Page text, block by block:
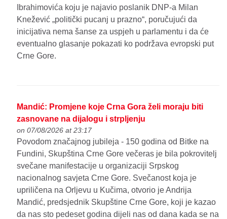
Ibrahimovića koju je najavio poslanik DNP-a Milan
Knežević „politički pucanj u prazno“, poručujući da
inicijativa nema šanse za uspjeh u parlamentu i da će
eventualno glasanje pokazati ko podržava evropski put
Crne Gore.
Mandić: Promjene koje Crna Gora želi moraju biti
zasnovane na dijalogu i strpljenju
on 07/08/2026 at 23:17
Povodom značajnog jubileja - 150 godina od Bitke na
Fundini, Skupština Crne Gore večeras je bila pokrovitelj
svečane manifestacije u organizaciji Srpskog
nacionalnog savjeta Crne Gore. Svečanost koja je
upriličena na Orljevu u Kučima, otvorio je Andrija
Mandić, predsjednik Skupštine Crne Gore, koji je kazao
da nas sto pedeset godina dijeli nas od dana kada se na